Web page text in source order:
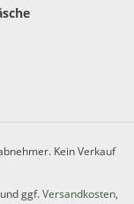
Kein Verkauf
ggf.Versandkosten,